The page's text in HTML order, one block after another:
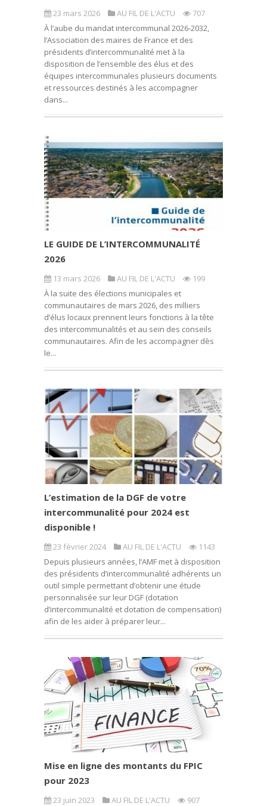
23 mars 2026 AU FIL DE L'ACTU
707
À l’aube du mandat intercommunal 2026-2032,
l’Association des maires de France et des
présidents d’intercommunalité met à la
disposition de l’ensemble des élus et des
équipes intercommunales plusieurs documents
et ressources destinés à les accompagner
dans...
LE GUIDE DE L’INTERCOMMUNALITÉ
2026
13 mars 2026 AU FIL DE L'ACTU
199
À la suite des élections municipales et
communautaires de mars 2026, des milliers
d’élus locaux prennent leurs fonctions à la tête
des intercommunalités et au sein des conseils
communautaires. Afin de les accompagner dès
le...
L’estimation de la DGF de votre
intercommunalité pour 2024 est
disponible !
23 février 2024 AU FIL DE L'ACTU
1143
Depuis plusieurs années, l’AMF met à disposition
des présidents d’intercommunalité adhérents un
outil simple permettant d’obtenir une étude
personnalisée sur leur DGF (dotation
d’intercommunalité et dotation de compensation)
afin de les aider à préparer leur...
Mise en ligne des montants du FPIC
pour 2023
23 juin 2023 AU FIL DE L'ACTU
907